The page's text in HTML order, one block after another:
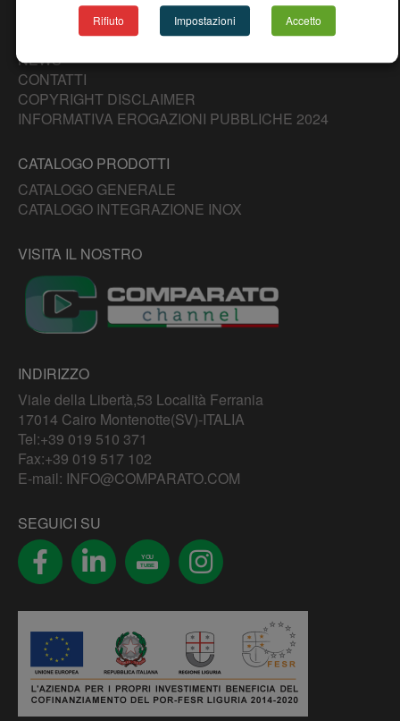
DOWNLOAD
PROGETTO 2000
NEWS
CONTATTI
COPYRIGHT DISCLAIMER
INFORMATIVA EROGAZIONI PUBBLICHE 2024
CATALOGO PRODOTTI
CATALOGO GENERALE
CATALOGO INTEGRAZIONE INOX
VISITA IL NOSTRO
INDIRIZZO
Viale della Libertà,53 Località Ferrania
17014 Cairo Montenotte(SV)-ITALIA
Tel:+39 019 510 371
Fax:+39 019 517 102
E-mail: INFO@COMPARATO.COM
SEGUICI SU
YOU
TUBE
Rifiuto Impostazioni Accetto